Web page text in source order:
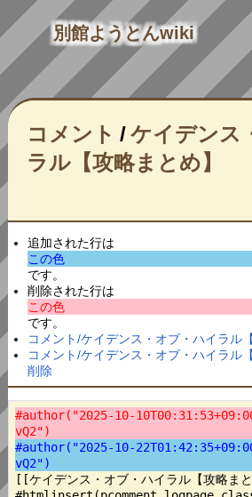
別館ようとんwiki
コメント /ケイデンス
ラル【攻略まとめ】
追加された行は
この色
です。
削除された行は
この色
です。
コメント/ケイデンス・オブ・ハイラル
コメント/ケイデンス・オブ・ハイラル
削除
#author("2025-10-
vQ2")
#author("2025-10-
vQ2")
[[ケイデンス・オブ・ハイラル【攻略ま